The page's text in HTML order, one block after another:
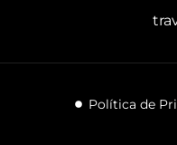
Política de